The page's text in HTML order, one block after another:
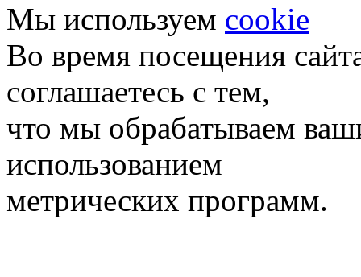
Мы используем cookie
Во время посещения
соглашаетесь с тем,
что мы обрабатываем
использованием
метрических программ.